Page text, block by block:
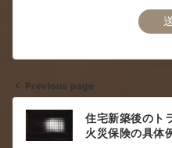
投
稿
Previous page
住宅新築後のト
火災保険の具体